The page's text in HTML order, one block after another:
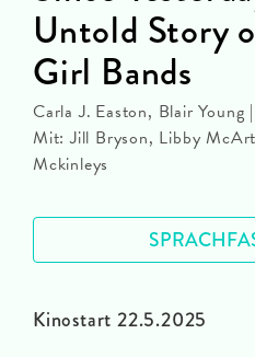
Kinostart 22.5.2025
Untold Story
Girl Bands
Carla J. Easton, Blair
Mit: Jill Bryson, Libby
Mckinleys